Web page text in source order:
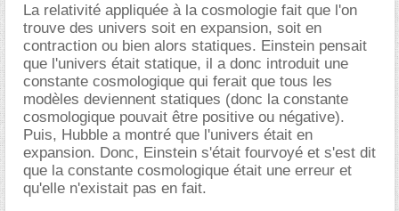
La relativité appliquée à la cosmologie fait que l'on
trouve des univers soit en expansion, soit en
contraction ou bien alors statiques. Einstein pensait
que l'univers était statique, il a donc introduit une
constante cosmologique qui ferait que tous les
modèles deviennent statiques (donc la constante
cosmologique pouvait être positive ou négative).
Puis, Hubble a montré que l'univers était en
expansion. Donc, Einstein s'était fourvoyé et s'est dit
que la constante cosmologique était une erreur et
qu'elle n'existait pas en fait.